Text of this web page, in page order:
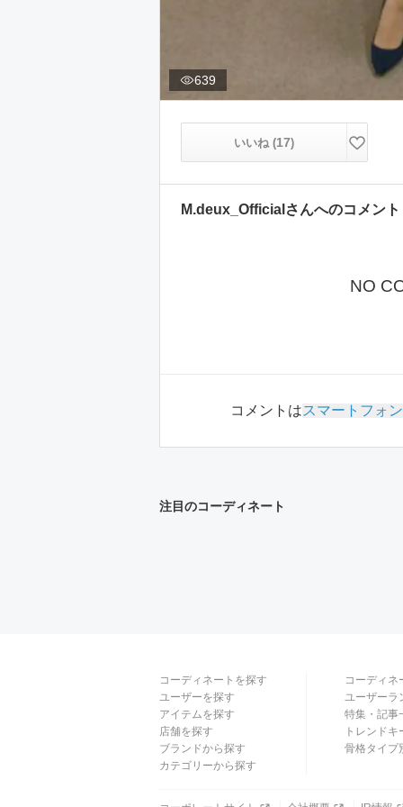
639
いいね (17)
M.deux_Official さんへのコメント
NO
コメントはスマートフォ
注目のコーディネート
コーディネートを探す
ユーザーを探す
アイテムを探す
店舗を探す
ブランドから探す
カテゴリーから探す
コーディネ
ユーザーラ
特集・記事
トレンドキ
骨格タイプ